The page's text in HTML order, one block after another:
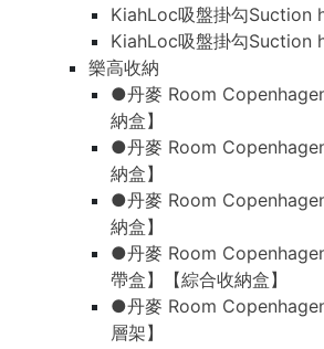
KiahLoc吸盤掛勾Suction
KiahLoc吸盤掛勾Suction
樂高收納
●丹麥 Room
納盒】
●丹麥 Room
納盒】
●丹麥 Room
納盒】
●丹麥 Room
帶盒】【綜合收納盒】
●丹麥 Room
層架】